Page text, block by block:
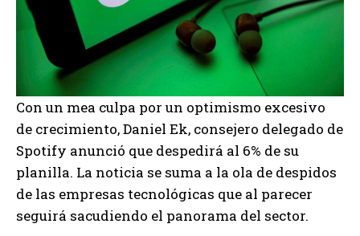
Con un mea culpa por un optimismo excesivo
de crecimiento, Daniel Ek, consejero delegado de
Spotify anunció que despedirá al 6% de su
planilla. La noticia se suma a la ola de despidos
de las empresas tecnológicas que al parecer
seguirá sacudiendo el panorama del sector.